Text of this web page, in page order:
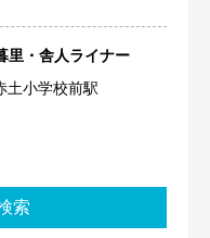
里・舎人ライナー
土小学校前駅
索